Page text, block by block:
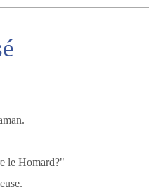
le Homard?"